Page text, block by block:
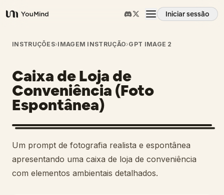
YouMind
Iniciar sessão
Visão geral
Casos de uso
Habilidades
Prompts
Preços
INSTRUÇÕES›IMAGEM INSTRUÇÃO›GPT IMAGE 2
Caixa de Loja de
Conveniência (Foto
Espontânea)
Um prompt de fotografia realista e espontânea
apresentando uma caixa de loja de conveniência
com elementos ambientais detalhados.